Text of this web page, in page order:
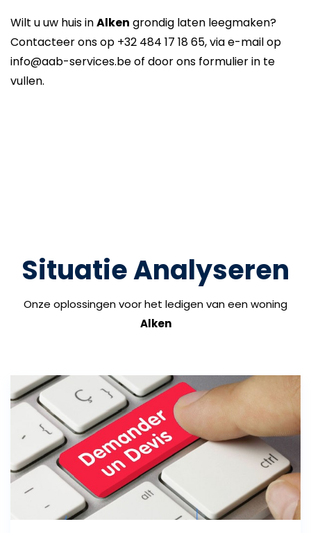
Wilt u uw huis inAlken grondig laten leegmaken?
Contacteer ons op +32 484 17 18 65, via e-mail op
info@aab-services.be of door ons formulier in te
vullen.
Situatie Analyseren
Onze oplossingen voor het ledigen van een woning
Alken